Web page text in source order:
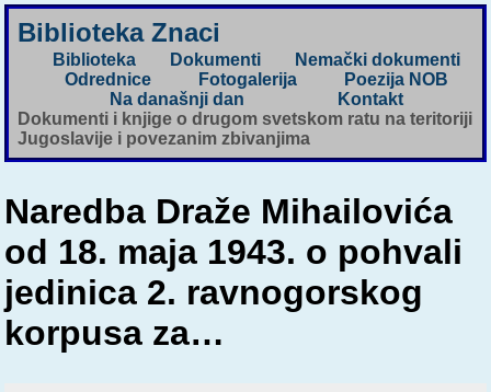
Biblioteka Znaci
Biblioteka Dokumenti
Nemački dokumenti
Odrednice
Fotogalerija
Poezija NOB
Na današnji dan
Kontakt
Dokumenti i knjige o drugom svetskom ratu na teritoriji
Jugoslavije i povezanim zbivanjima
Naredba Draže Mihailovića
od 18. maja 1943. o pohvali
jedinica 2. ravnogorskog
korpusa za…